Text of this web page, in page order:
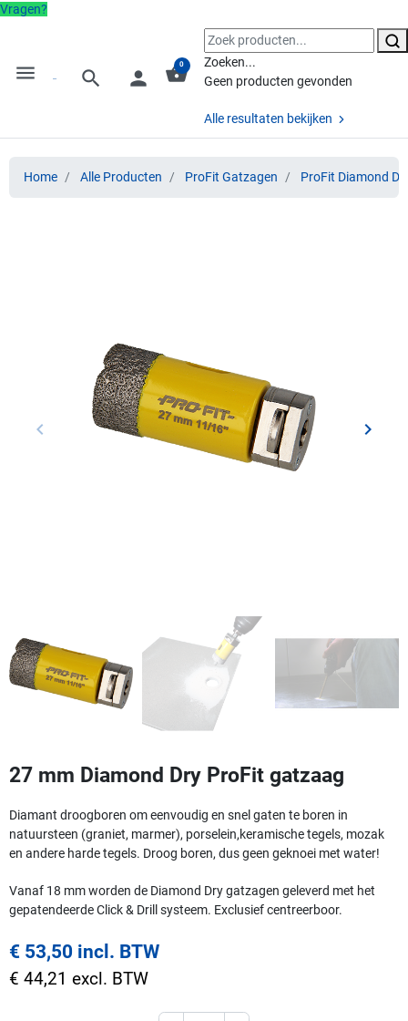
Vragen?
menu search person shopping_basket
0
Zoeken...
Geen producten gevonden
Alle resultaten bekijken
Home Alle Producten ProFit Gatzagen ProFit Diamond
Vorige
keyboard_arrow_left keyboard_arrow_right
27 mm Diamond Dry ProFit gatzaag
Diamant droogboren om eenvoudig en snel gaten te boren in
natuursteen (graniet, marmer), porselein,keramische tegels, mozak
en andere harde tegels. Droog boren, dus geen geknoei met water!
Vanaf 18 mm worden de Diamond Dry gatzagen geleverd met het
gepatendeerde Click & Drill systeem. Exclusief centreerboor.
€ 53,50 incl. BTW
€ 44,21 excl. BTW